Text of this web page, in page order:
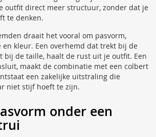
outfit direct meer structuur, zonder dat je
te denken.
draait het vooral om pasvorm,
en kleur. Een overhemd dat trekt bij de
bij de taille, haalt de rust uit je outfit. Een
maakt de combinatie met een colbert
een zakelijke uitstraling die
niet stijf hoeft te zijn.
onder een